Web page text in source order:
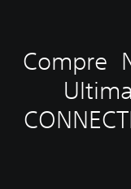
Compre